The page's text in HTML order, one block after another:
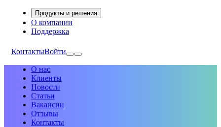
Продукты и решения
О компании
Поддержка
КонтактыВойти
О нас
Клиенты
Новости
Статьи
Вакансии
Отзывы
Контакты